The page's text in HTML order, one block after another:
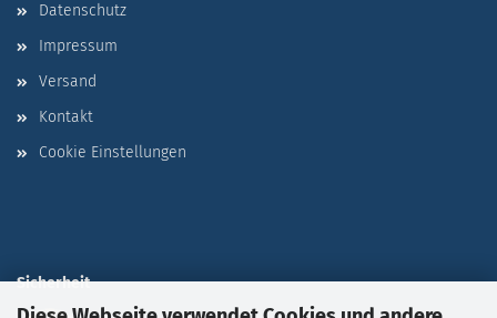
Datenschutz
Impressum
Versand
Kontakt
Cookie Einstellungen
Sicherheit